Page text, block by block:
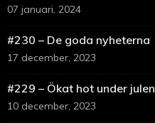
07 januari, 2024
#230 – De goda nyheterna
17 december, 2023
#229 – Ökat hot under julen
10 december, 2023